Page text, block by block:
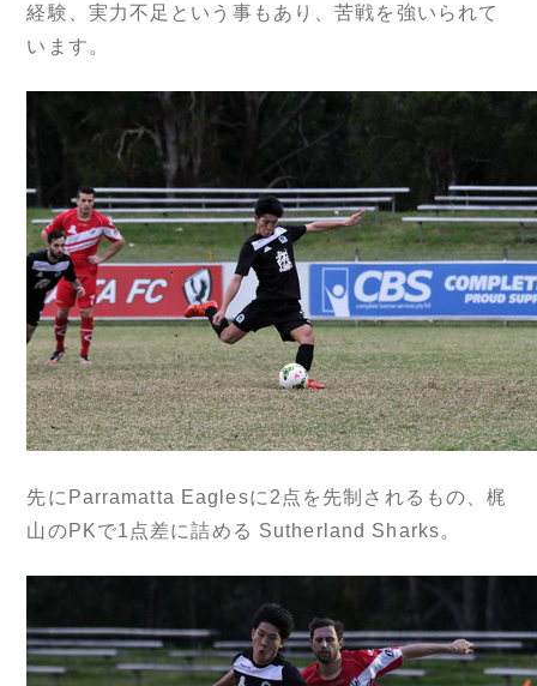
経験、実力不足という事もあり、苦戦を強いられて
います。
先にParramatta Eaglesに2点を先制されるもの、梶
山のPKで1点差に詰める Sutherland Sharks。